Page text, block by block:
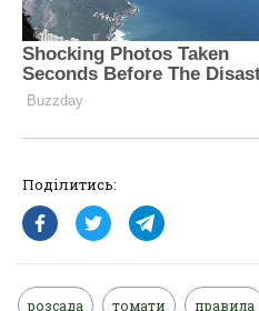
Поділитись:
розсада томати правила